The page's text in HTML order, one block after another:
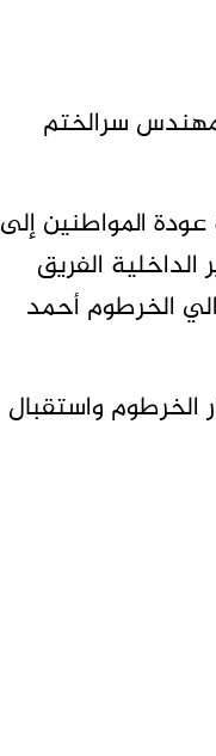
سرالختم
المواطنين إلى
الداخلية الفريق
الخرطوم أحمد
الخرطوم واستقبال